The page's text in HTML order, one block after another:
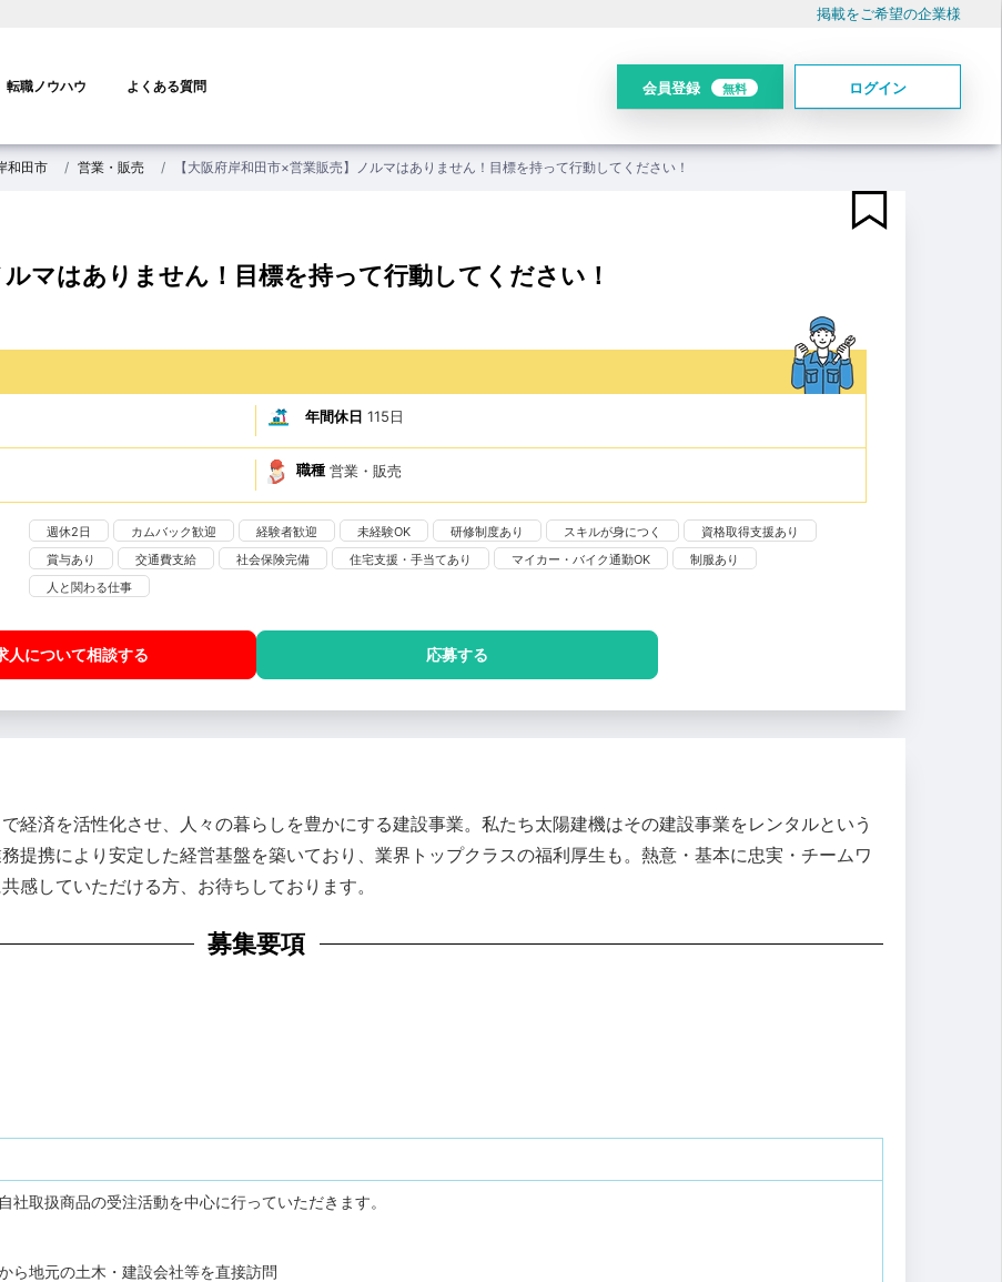
掲載をご希望の企業様
転職ノウハウ よくある質問 会員登録 無料 ログイン
和田市 営業・販売 【大阪府岸和田市×営業販売】ノルマはありません！目標を持って行動してください！
ルマはありません！目標を持って行動してください！
年間休日 115日
職種 営業・販売
週休2日 カムバック歓迎 経験者歓迎 未経験OK 研修制度あり スキルが身につく
資格取得支援あり
賞与あり
交通費支給 社会保険完備 住宅支援・手当てあり マイカー・バイク通勤OK
制服あり
人と関わる仕事
人について相談する 応募する
経済を活性化させ、人々の暮らしを豊かにする建設事業。私たち太陽建機はその建設事業をレンタルという
提携により安定した経営基盤を築いており、業界トップクラスの福利厚生も。熱意・基本に忠実・チームワ
感していただける方、お待ちしております。
募集要項
社取扱商品の受注活動を中心に行っていただきます。
ら地元の土木・建設会社等を直接訪問